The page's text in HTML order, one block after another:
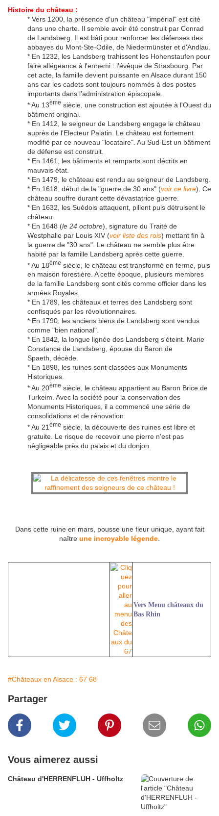
Histoire du château :
* Vers 1200, la présence d'un château "impérial" est cité
dans une charte. Il semble avoir été construit par Conrad
de Landsberg. Il est bâti pour renforcer les défenses des
abbayes du Mont-Ste-Odile, de Niedermünster et d'Andlau.
* En 1232, les Landsberg trahissent les Hohenstaufen pour
faire allégeance à l'ennemi : l'évêque de Strasbourg. Par
cet acte, la famille devient puissante en Alsace durant 150
ans car les cadets sont toujours nommés à des postes
importants dans l'administration épiscopale.
* Au 13ème siècle, une construction est ajoutée à l'Ouest du
bâtiment original.
* En 1412, le seigneur de Landsberg engage le château
auprès de l'Electeur Palatin. Le château est fortement
modifié par ce nouveau "locataire". Au Sud-Est un bâtiment
de défense est construit.
* En 1461, les bâtiments et remparts sont décrits en
mauvais état.
* En 1479, le château est rendu au seigneur de Landsberg.
* En 1618, début de la "guerre de 30 ans" (voir ce livre). Ce
château souffre durant cette dévastatrice guerre.
* En 1632, les Suédois attaquent, pillent puis détruisent le
château.
* En 1648 (le 24 octobre), signature du Traité de
Westphalie par Louis XIV (voir liste des rois) mettant fin à
la guerre de "30 ans". Le château ne semble plus être
habité par la famille Landsberg après cette guerre.
* Au 18ème siècle, le château est transformé en ferme, puis
en maison forestière. A cette époque, plusieurs membres
de la famille Landsberg sont cités comme officier dans les
armées Royales.
* En 1789, les châteaux et terres des Landsberg sont
confisqués par les révolutionnaires.
* En 1790, les anciens biens de Landsberg sont vendus
comme "bien national".
* En 1842, la longue lignée des Landsberg s'éteint. Marie
Constance de Landsberg, épouse du Baron de
Spaeth, décède.
* En 1898, les ruines sont classées aux Monuments
Historiques.
* Au 20ème siècle, le château appartient au Baron Brice de
Turkeim. Avec la société pour la conservation des
Monuments Historiques, il a commencé une série de
consolidations et de rénovation.
* Au 21 ème siècle, la découverte des ruines est libre et
gratuite. Le risque de recevoir une pierre n'est pas
négligeable près du palais et du donjon.
Dans cette ruine en mars, pousse une fleur unique, ayant fait
naître une incroyable légende
Vers Menu châteaux du
Bas Rhin
#Châteaux en Alsace : 67 68
Partager
Vous aimerez aussi
Château d'HERRENFLUH - Uffholtz